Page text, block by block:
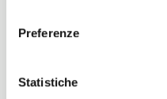
Preferenze
Statistiche
Zoom al Programma vi verrà